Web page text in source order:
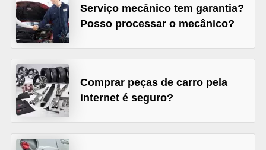
Serviço mecânico tem garantia?
Posso processar o mecânico?
Comprar peças de carro pela
internet é seguro?
i
c
l
e
t
a
s
C